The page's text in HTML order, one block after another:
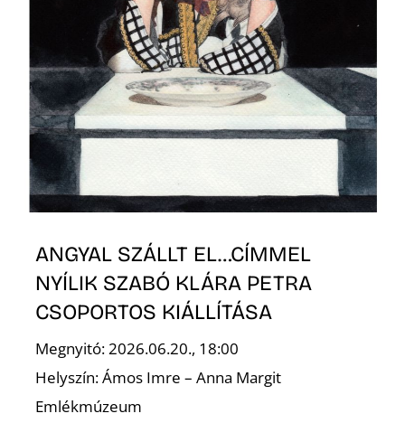
ANGYAL SZÁLLT EL…CÍMMEL
NYÍLIK SZABÓ KLÁRA PETRA
CSOPORTOS KIÁLLÍTÁSA
Megnyitó: 2026.06.20., 18:00
Helyszín: Ámos Imre – Anna Margit
Emlékmúzeum